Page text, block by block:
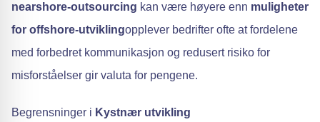
nearshore-outsourcing kan være høyere enn muligheter
for offshore-utviklingopplever bedrifter ofte at fordelene
med forbedret kommunikasjon og redusert risiko for
misforståelser gir valuta for pengene.
Begrensninger i Kystnær utvikling